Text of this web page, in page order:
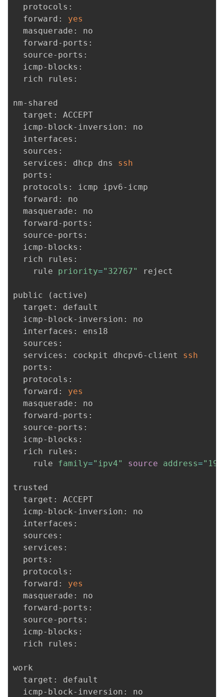
  protocols:
  forward:
yes
  masquerade: no
  forward-ports:
  source-ports:
  icmp-blocks:
  rich rules:
nm-shared
  target: ACCEPT
  icmp-block-inversion: no
  interfaces:
  sources:
  services: dhcp dns
ssh
  ports:
  protocols: icmp ipv6-icmp
  forward: no
  masquerade: no
  forward-ports:
  source-ports:
  icmp-blocks:
  rich rules:
	rule
priority="32767" reject
public ( active )
  target: default
  icmp-block-inversion: no
  interfaces: ens18
  sources:
  services: cockpit dhcpv6-client
ssh
  ports:
  protocols:
  forward:
yes
  masquerade: no
  forward-ports:
  source-ports:
  icmp-blocks:
  rich rules:
	rule
family="ipv4" source address=
trusted
  target: ACCEPT
  icmp-block-inversion: no
  interfaces:
  sources:
  services:
  ports:
  protocols:
  forward:
yes
  masquerade: no
  forward-ports:
  source-ports:
  icmp-blocks:
  rich rules:
work
  target: default
  icmp-block-inversion: no